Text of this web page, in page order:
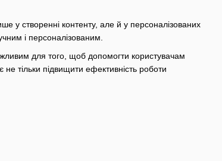
у створенні контенту, але й у персоналізованих
і персоналізованим.
для того, щоб допомогти користувачам
тільки підвищити ефективність роботи